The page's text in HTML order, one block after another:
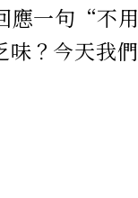
應一句“不用
？今天我們